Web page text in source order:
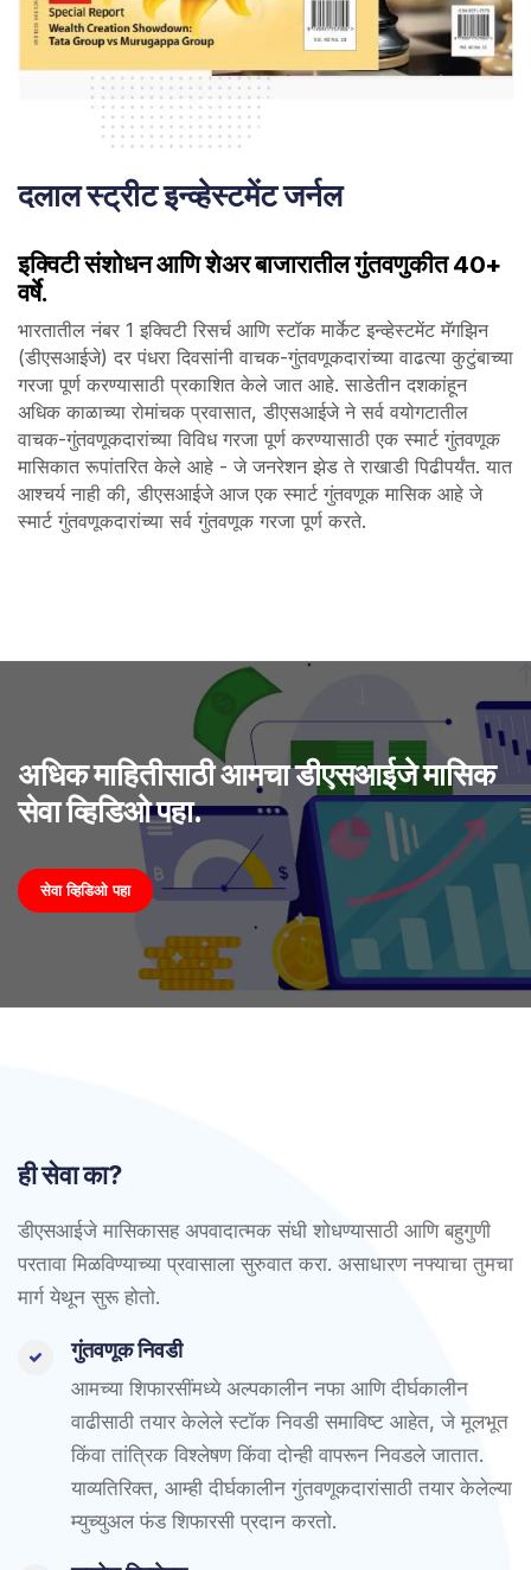
दलाल स्ट्रीट इन्व्हेस्टमेंट जर्नल
इक्विटी संशोधन आणि शेअर बाजारातील गुंतवणुकीत 40+
वर्षे.​
भारतातील नंबर 1 इक्विटी रिसर्च आणि स्टॉक मार्केट इन्व्हेस्टमेंट मॅगझिन
(डीएसआईजे) दर पंधरा दिवसांनी वाचक-गुंतवणूकदारांच्या वाढत्या कुटुंबाच्या
गरजा पूर्ण करण्यासाठी प्रकाशित केले जात आहे. साडेतीन दशकांहून
अधिक काळाच्या रोमांचक प्रवासात, डीएसआईजे ने सर्व वयोगटातील
वाचक-गुंतवणूकदारांच्या विविध गरजा पूर्ण करण्यासाठी एक स्मार्ट गुंतवणूक
मासिकात रूपांतरित केले आहे - जे जनरेशन झेड ते राखाडी पिढीपर्यंत. यात
आश्चर्य नाही की, डीएसआईजे आज एक स्मार्ट गुंतवणूक मासिक आहे जे
स्मार्ट गुंतवणूकदारांच्या सर्व गुंतवणूक गरजा पूर्ण करते.
अधिक माहितीसाठी आमचा डीएसआईजे मासिक
सेवा व्हिडिओ पहा.
सेवा व्हिडिओ पहा
ही सेवा का?
डीएसआईजे मासिकासह अपवादात्मक संधी शोधण्यासाठी आणि बहुगुणी
परतावा मिळविण्याच्या प्रवासाला सुरुवात करा. असाधारण नफ्याचा तुमचा
मार्ग येथून सुरू होतो.
गुंतवणूक निवडी
आमच्या शिफारसींमध्ये अल्पकालीन नफा आणि दीर्घकालीन
वाढीसाठी तयार केलेले स्टॉक निवडी समाविष्ट आहेत, जे मूलभूत
किंवा तांत्रिक विश्लेषण किंवा दोन्ही वापरून निवडले जातात.
याव्यतिरिक्त, आम्ही दीर्घकालीन गुंतवणूकदारांसाठी तयार केलेल्या
म्युच्युअल फंड शिफारसी प्रदान करतो.